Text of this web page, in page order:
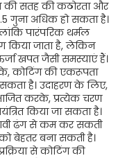
की सतह की कठोरता और
गुना अधिक हो सकता है।
पारंपरिक थर्मल
किया जाता है, लेकिन
खपत जैसी समस्याएं हैं।
कोटिंग की एकरूपता
है। उदाहरण के लिए,
करके, प्रत्येक चरण
किया जा सकता है।
ढंग से कम कर सकती
बेहतर बना सकती है।
से कोटिंग की